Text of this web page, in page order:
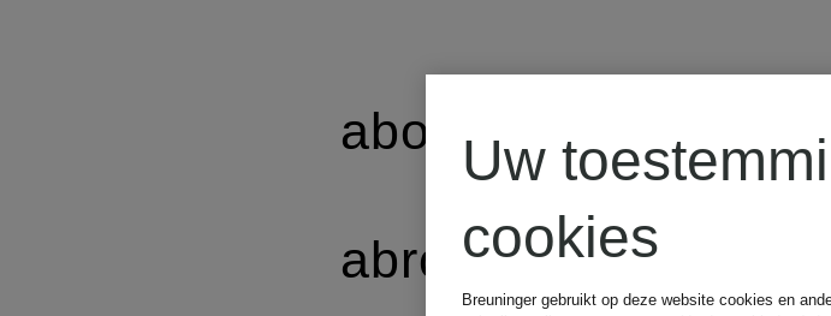
about:blank
abro
Uw
cookies
Breuninger gebruikt op deze website cookies en